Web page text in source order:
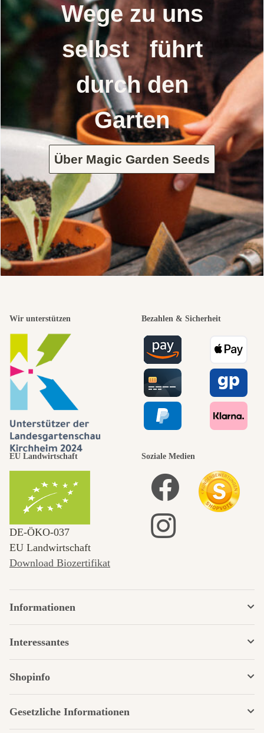
Wege zu uns
selbst führt
durch den
Garten
Über Magic Garden Seeds
Wir unterstützen Bezahlen & Sicherheit
EU Landwirtschaft
DE‑ÖKO‑037
EU Landwirtschaft
Download Biozertifikat
Soziale Medien
Informationen
Interessantes
Shopinfo
Gesetzliche Informationen